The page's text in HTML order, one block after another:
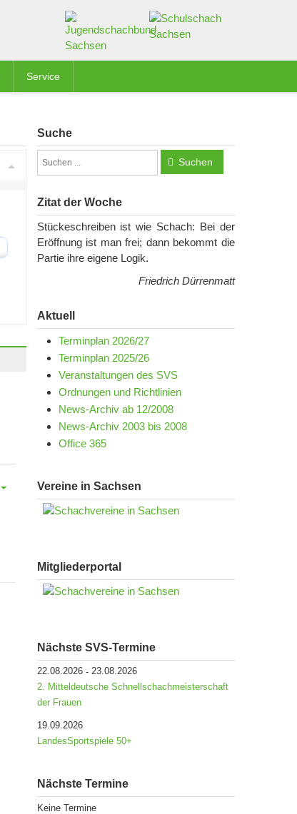
Service
Suche
Suchen
Zitat der Woche
Stückeschreiben ist wie Schach: Bei der
Eröffnung ist man frei; dann bekommt die
Partie ihre eigene Logik.
Friedrich Dürrenmatt
Aktuell
Terminplan 2026/27
Terminplan 2025/26
Veranstaltungen des SVS
Ordnungen und Richtlinien
News-Archiv ab 12/2008
News-Archiv 2003 bis 2008
Office 365
Vereine in Sachsen
Mitgliederportal
Nächste SVS-Termine
22.08.2026- 23.08.2026
2. Mitteldeutsche Schnellschachmeisterschaft
der Frauen
19.09.2026
LandesSportspiele 50+
Nächste Termine
Keine Termine